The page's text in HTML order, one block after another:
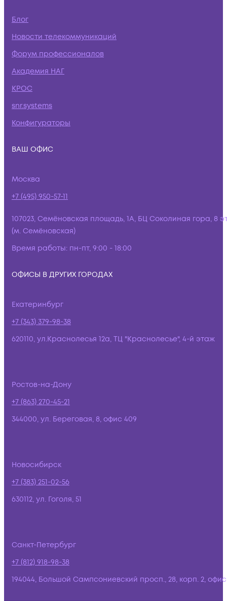
Блог
Новости телекоммуникаций
Форум профессионалов
Академия НАГ
КРОС
snr.systems
Конфигураторы
ВАШ ОФИС
Москва
+7 (495) 950-57-11
107023, Семёновская площадь, 1А, БЦ Соколиная гора, 8
(м. Семёновская)
Время работы: пн-пт, 9:00 - 18:00
ОФИСЫ В ДРУГИХ ГОРОДАХ
Екатеринбург
+7 (343) 379-98-38
620110, ул.Краснолесья 12а, ТЦ "Краснолесье", 4-й этаж
Ростов-на-Дону
+7 (863) 270-45-21
344000, ул. Береговая, 8, офис 409
Новосибирск
+7 (383) 251-02-56
630112, ул. Гоголя, 51
Санкт-Петербург
+7 (812) 918-98-38
194044, Большой Сампсониевский просп., 28, корп. 2,